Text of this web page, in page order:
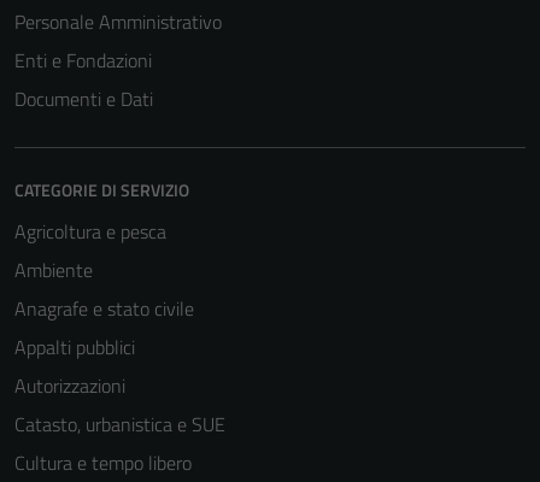
Personale Amministrativo
Enti e Fondazioni
Documenti e Dati
CATEGORIE DI SERVIZIO
Agricoltura e pesca
Ambiente
Anagrafe e stato civile
Appalti pubblici
Autorizzazioni
Catasto, urbanistica e SUE
Cultura e tempo libero